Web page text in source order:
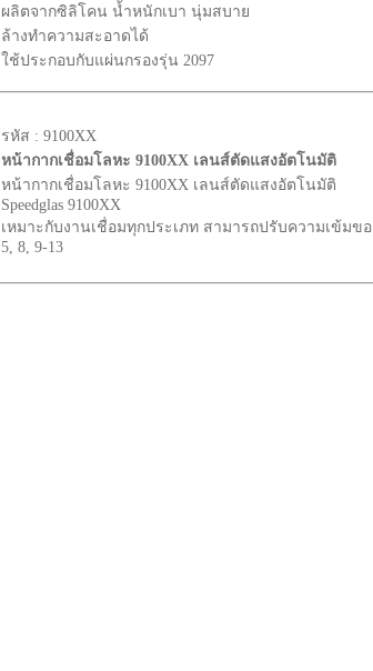
ผลิตจากซิลิโคน น้ำหนักเบา นุ่มสบาย
ล้างทำความสะอาดได้
ใช้ประกอบกับแผ่นกรองรุ่น 2097
รหัส : 9100XX
หน้ากากเชื่อมโลหะ 9100XX เลนส์ตัดแสงอัตโนมัติ
หน้ากากเชื่อมโลหะ 9100XX เลนส์ตัดแสงอัตโนมัติ
Speedglas 9100XX
เหมาะกับงานเชื่อมทุกประเภท สามารถปรับความเข้มข
5, 8, 9-13